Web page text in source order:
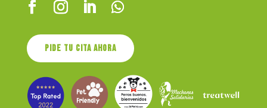
Pide tu cita ahora